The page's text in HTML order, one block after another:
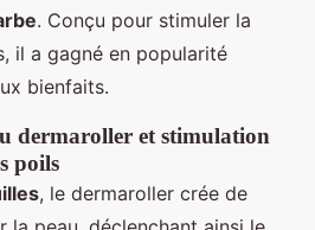
. Conçu pour stimuler la
il a gagné en popularité
bienfaits.
dermaroller et stimulation
poils
, le dermaroller crée de